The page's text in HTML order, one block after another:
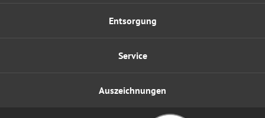
Entsorgung
Service
Auszeichnungen